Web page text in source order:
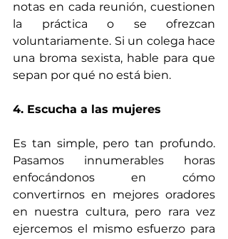
notas en cada reunión, cuestionen
la práctica o se ofrezcan
voluntariamente. Si un colega hace
una broma sexista, hable para que
sepan por qué no está bien.
4. Escucha a las mujeres
Es tan simple, pero tan profundo.
Pasamos innumerables horas
enfocándonos en cómo
convertirnos en mejores oradores
en nuestra cultura, pero rara vez
ejercemos el mismo esfuerzo para